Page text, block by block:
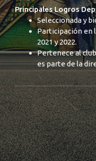
Principales Logros
Seleccionada y
Participación en
2021 y 2022.
Pertenece al
es parte de la